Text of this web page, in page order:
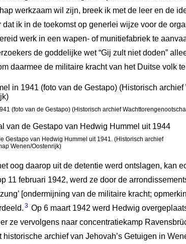
werkzaam wil zijn, breek ik met de leer en de
dat ik in de toekomst op generlei wijze voor de
werk in een wapen- of munitiefabriek te
de goddelijke wet “Gij zult niet doden”
daarmee de militaire kracht van het Duitse volk te
(foto van de Gestapo) (Historisch archief
Gestapo van Hedwig Hummel uit 1941. (Historisch archief
Wenen/Oostenrijk)
oog daarop uit de detentie werd ontslagen, kan
11 februari 1942, werd ze door de
[ondermijning van de militaire kracht;
3 Op 6 maart 1942 werd Hedwig
ze vervolgens naar concentratiekamp
historische archief van Jehovah’s Getuigen in